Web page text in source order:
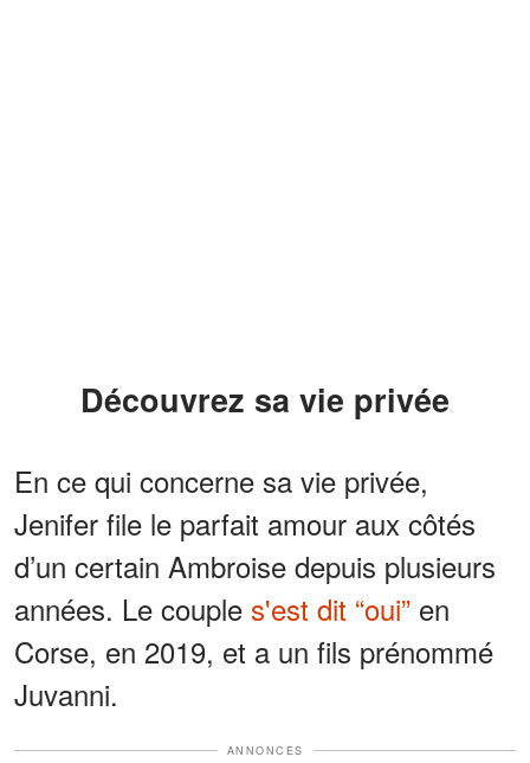
Découvrez sa vie privée
En ce qui concerne sa vie privée,
Jenifer file le parfait amour aux côtés
d’un certain Ambroise depuis plusieurs
années. Le couple s'est dit “oui” en
Corse, en 2019, et a un fils prénommé
Juvanni.
ANNONCES